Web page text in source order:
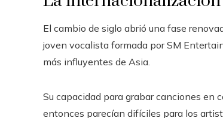
El cambio de siglo abrió una fase
joven vocalista formada por SM
más influyentes de Asia.
Su capacidad para grabar canciones en
entonces parecían difíciles para los